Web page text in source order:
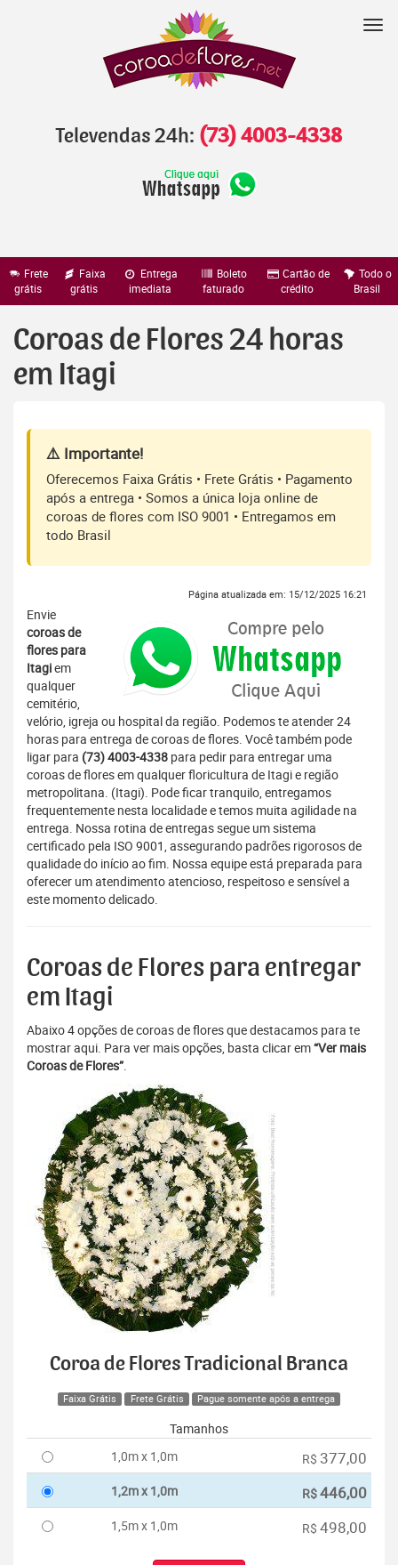
Televendas 24h: (73) 4003-4338
Frete
grátis
Faixa
grátis
Entrega
imediata
Boleto
faturado
Cartão de
crédito
Todo o
Brasil
Coroas de Flores 24 horas
em Itagi
⚠️ Importante!
Oferecemos Faixa Grátis • Frete Grátis • Pagamento
após a entrega • Somos a única loja online de
coroas de flores com ISO 9001 • Entregamos em
todo Brasil
Página atualizada em: 15/12/2025 16:21
Envie
coroas de
flores para
Itagiem
qualquer
cemitério,
velório, igreja ou hospital da região. Podemos te atender 24
horas para entrega de coroas de flores. Você também pode
ligar para (73) 4003-4338 para pedir para entregar uma
coroas de flores em qualquer floricultura de Itagi e região
metropolitana. (Itagi). Pode ficar tranquilo, entregamos
frequentemente nesta localidade e temos muita agilidade na
entrega. Nossa rotina de entregas segue um sistema
certificado pela ISO 9001, assegurando padrões rigorosos de
qualidade do início ao fim. Nossa equipe está preparada para
oferecer um atendimento atencioso, respeitoso e sensível a
este momento delicado.
Coroas de Flores para entregar
em Itagi
Abaixo 4 opções de coroas de flores que destacamos para te
mostrar aqui. Para ver mais opções, basta clicar em“Ver mais
Coroas de Flores”.
Coroa de Flores Tradicional Branca
Faixa Grátis Frete Grátis Pague somente após a entrega
Tamanhos
1,0m x 1,0m
R$ 377,00
1,2m x 1,0m R$446,00
1,5m x 1,0m R$ 498,00